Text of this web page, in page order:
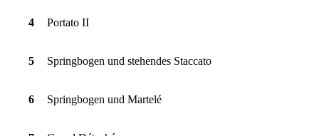
4 Portato II
5 Springbogen und stehendes Staccato
6 Springbogen und Martelé